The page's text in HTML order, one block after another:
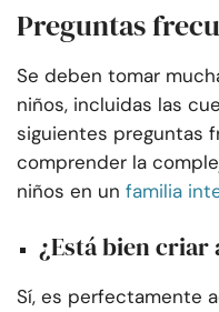
Preguntas
Se deben tomar
niños, incluidas las
siguientes preguntas
comprender la
niños en un familia
¿Está bien
Sí, es perfectamente